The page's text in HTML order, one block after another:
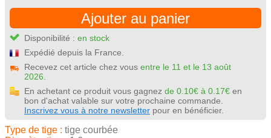
Ajouter au panier
Disponibilité : en stock
Expédié depuis la France.
Recevez cet article chez vous entre le 11 et le 13 août
2026.
En achetant ce produit vous gagnez de 0.10€ à 0.17€ en
bon d'achat valable sur votre prochaine commande.
Inscrivez vous à notre newsletter pour en bénéficier.
Type de tige : tige courbée